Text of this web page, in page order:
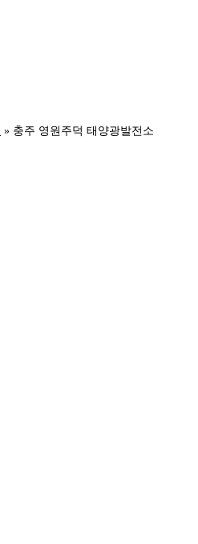
» 충주 영원주덕 태양광발전소